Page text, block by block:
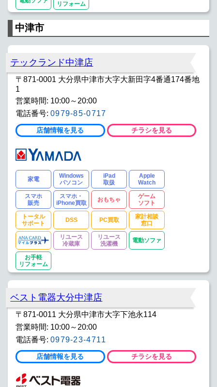
リフォーム
中津市
テックランド中津店
〒871-0001 大分県中津市大字大新田字4番通174番地
1
営業時間: 10:00～20:00
電話番号: 0979-85-0717
店舗情報を見る チラシを見る
家電
Windows
パソコン
iPad
取扱
Apple
Watch
スマホ
販売
スマホ・
iPhone買取
おもちゃ
ゲーム
ソフト
トータル
サポート
DSS PC買取
家計相談
窓口
リユース
冷蔵庫
リユース
洗濯機
電動ソファ
お手軽
リフォーム
ベスト電器大分中津店
〒871-0011 大分県中津市大字下池永114
営業時間: 10:00～20:00
電話番号: 0979-23-4711
店舗情報を見る チラシを見る